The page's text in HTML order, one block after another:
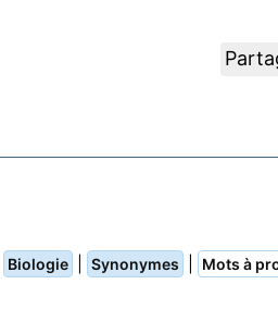
Biologie Synonymes Mots à